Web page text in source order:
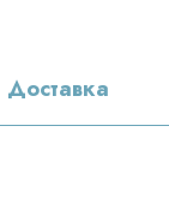
Доставка